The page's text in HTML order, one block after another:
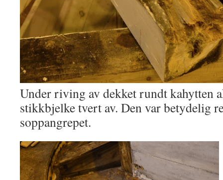
Under riving av dekket rundt kahytten
stikkbjelke tvert av. Den var betydelig
soppangrepet.